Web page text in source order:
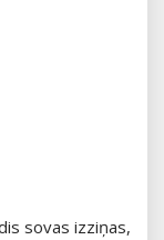
sovas izziņas,